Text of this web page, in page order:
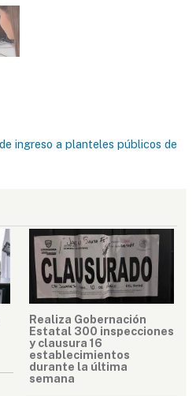
ingreso a planteles públicos de
Realiza Gobernación
Estatal 300 inspecciones
y clausura 16
establecimientos
durante la última
semana